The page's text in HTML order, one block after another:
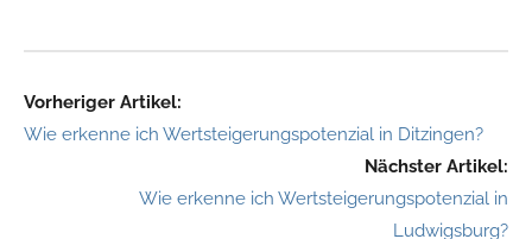
Vorheriger Artikel:
Wie erkenne ich Wertsteigerungspotenzial in Ditzingen?
Nächster Artikel:
Wie erkenne ich Wertsteigerungspotenzial in
Ludwigsburg?